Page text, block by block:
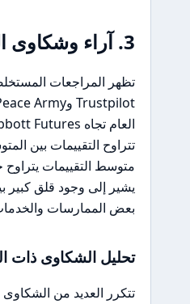
3. آراء وشكاوى المستخدمين
تظهر المراجعات
تتراوح التقييمات بين
يشير إلى وجود قلق كبير
بعض الممارسات
تحليل الشكاوى ذات
تتكرر العديد من